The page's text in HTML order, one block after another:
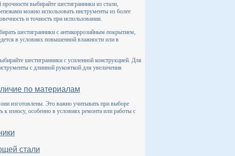
выбирайте шестигранники из стали,
можно использовать инструменты из более
и точность при использовании.
шестигранники с антикоррозийным покрытием,
в условиях повышенной влажности или в
шестигранники с усиленной конструкцией. Для
с длинной рукояткой для увеличения
по материалам
изготовлены. Это важно учитывать при выборе
к износу, особенно в условиях ремонта или работы с
стали